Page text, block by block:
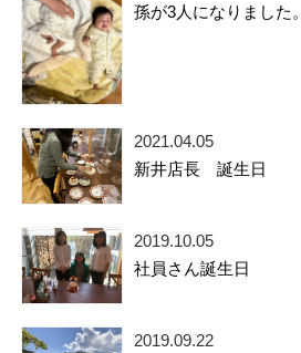
孫が3人になりました。
2021.04.05
新井店長 誕生日
2019.10.05
社員さん誕生日
2019.09.22